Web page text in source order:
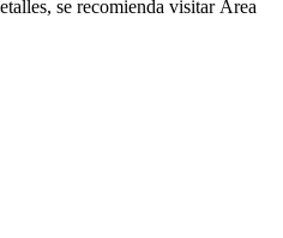
se recomienda visitar Área